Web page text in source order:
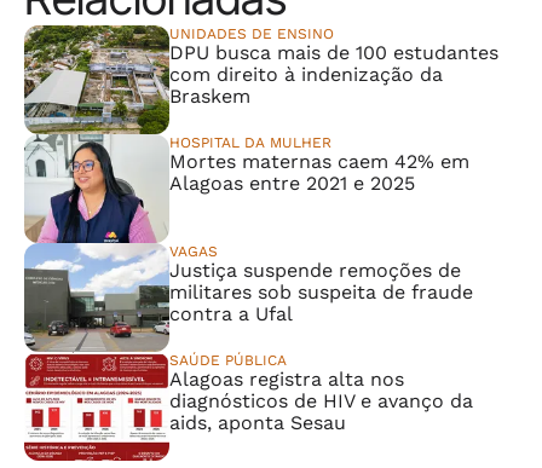
UNIDADES DE ENSINO
DPU busca mais de 100 estudantes
com direito à indenização da
Braskem
HOSPITAL DA MULHER
Mortes maternas caem 42% em
Alagoas entre 2021 e 2025
VAGAS
Justiça suspende remoções de
militares sob suspeita de fraude
contra a Ufal
SAÚDE PÚBLICA
Alagoas registra alta nos
diagnósticos de HIV e avanço da
aids, aponta Sesau